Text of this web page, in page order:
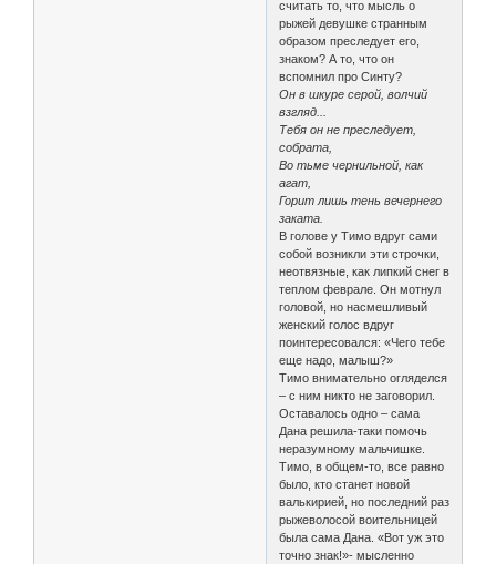
считать то, что мысль о
рыжей девушке странным
образом преследует его,
знаком? А то, что он
вспомнил про Синту?
Он в шкуре серой, волчий
взгляд...
Тебя он не преследует,
собрата,
Во тьме чернильной, как
агат,
Горит лишь тень вечернего
заката.
В голове у Тимо вдруг сами
собой возникли эти строчки,
неотвязные, как липкий снег в
теплом феврале. Он мотнул
головой, но насмешливый
женский голос вдруг
поинтересовался: «Чего тебе
еще надо, малыш?»
Тимо внимательно огляделся
– с ним никто не заговорил.
Оставалось одно – сама
Дана решила-таки помочь
неразумному мальчишке.
Тимо, в общем-то, все равно
было, кто станет новой
валькирией, но последний раз
рыжеволосой воительницей
была сама Дана. «Вот уж это
точно знак!»- мысленно